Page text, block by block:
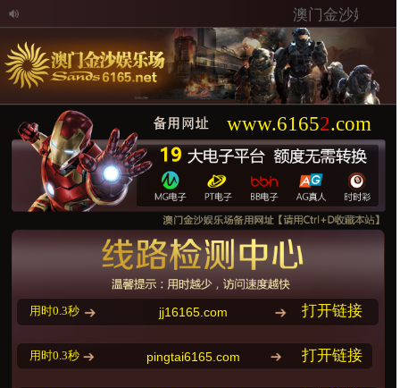
澳门金沙娱乐
www.61652.com
用时0.3秒 jj16165.com 打开链接
用时0.3秒 pingtai6165.com 打开链接